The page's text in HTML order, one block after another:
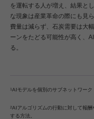
を運転する人が増え、結果と
な現象は産業革命の際にも見
費量は減らず、石炭需要は大
ーンをたどる可能性が高く、
る。
1AIモデルを個別のサブネットワーク
2AIアルゴリズムの行動に対して報
する方法。